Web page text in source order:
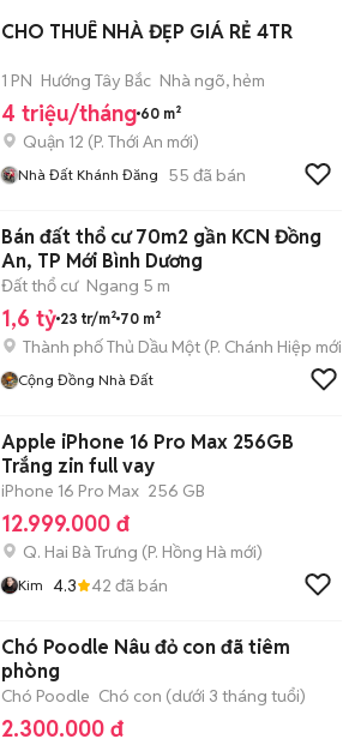
CHO THUÊ NHÀ ĐẸP GIÁ RẺ 4TR
1 PN Hướng Tây Bắc Nhà ngõ, hẻm
4 triệu/tháng 60 m²
Quận 12 (P. Thới An mới)
Nhà Đất Khánh Đăng 55 đã bán
Bán đất thổ cư 70m2 gần KCN Đồng
An, TP Mới Bình Dương
Đất thổ cư Ngang 5 m
1,6 tỷ 23 tr/m² 70 m²
Thành phố Thủ Dầu Một (P. Chánh Hiệp mới)
Cộng Đồng Nhà Đất
Apple iPhone 16 Pro Max 256GB
Trắng zin full vay
iPhone 16 Pro Max 256 GB
12.999.000 đ
Q. Hai Bà Trưng (P. Hồng Hà mới)
Kim 4.3 42 đã bán
Chó Poodle Nâu đỏ con đã tiêm
phòng
Chó Poodle Chó con (dưới 3 tháng tuổi)
2.300.000 đ